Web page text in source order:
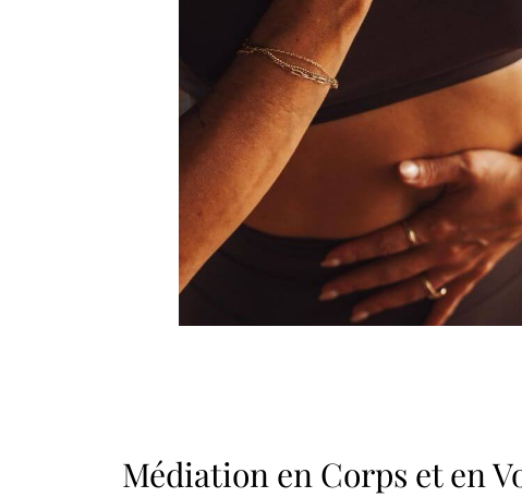
Médiation en Corps et en